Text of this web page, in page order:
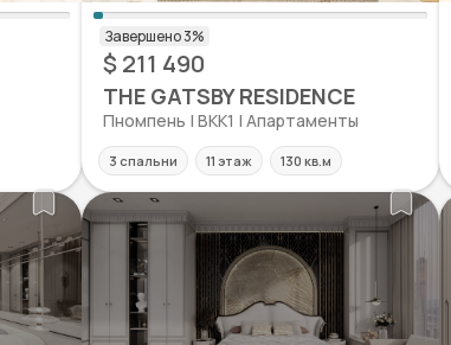
$ 211 490
THE GATSBY RESIDENCE
Пномпень | BKK1 | Апартаменты
3 спальни 11 этаж 130 кв.м